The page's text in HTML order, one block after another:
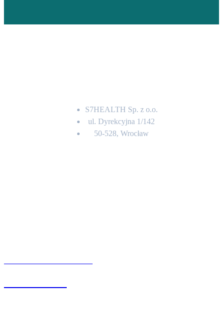
S7HEALTH Sp. z o.o.
ul. Dyrekcyjna 1/142
50-528, Wrocław